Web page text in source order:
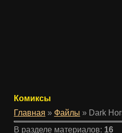
Комиксы
Главная » Файлы » Dark
В разделе материалов: 16